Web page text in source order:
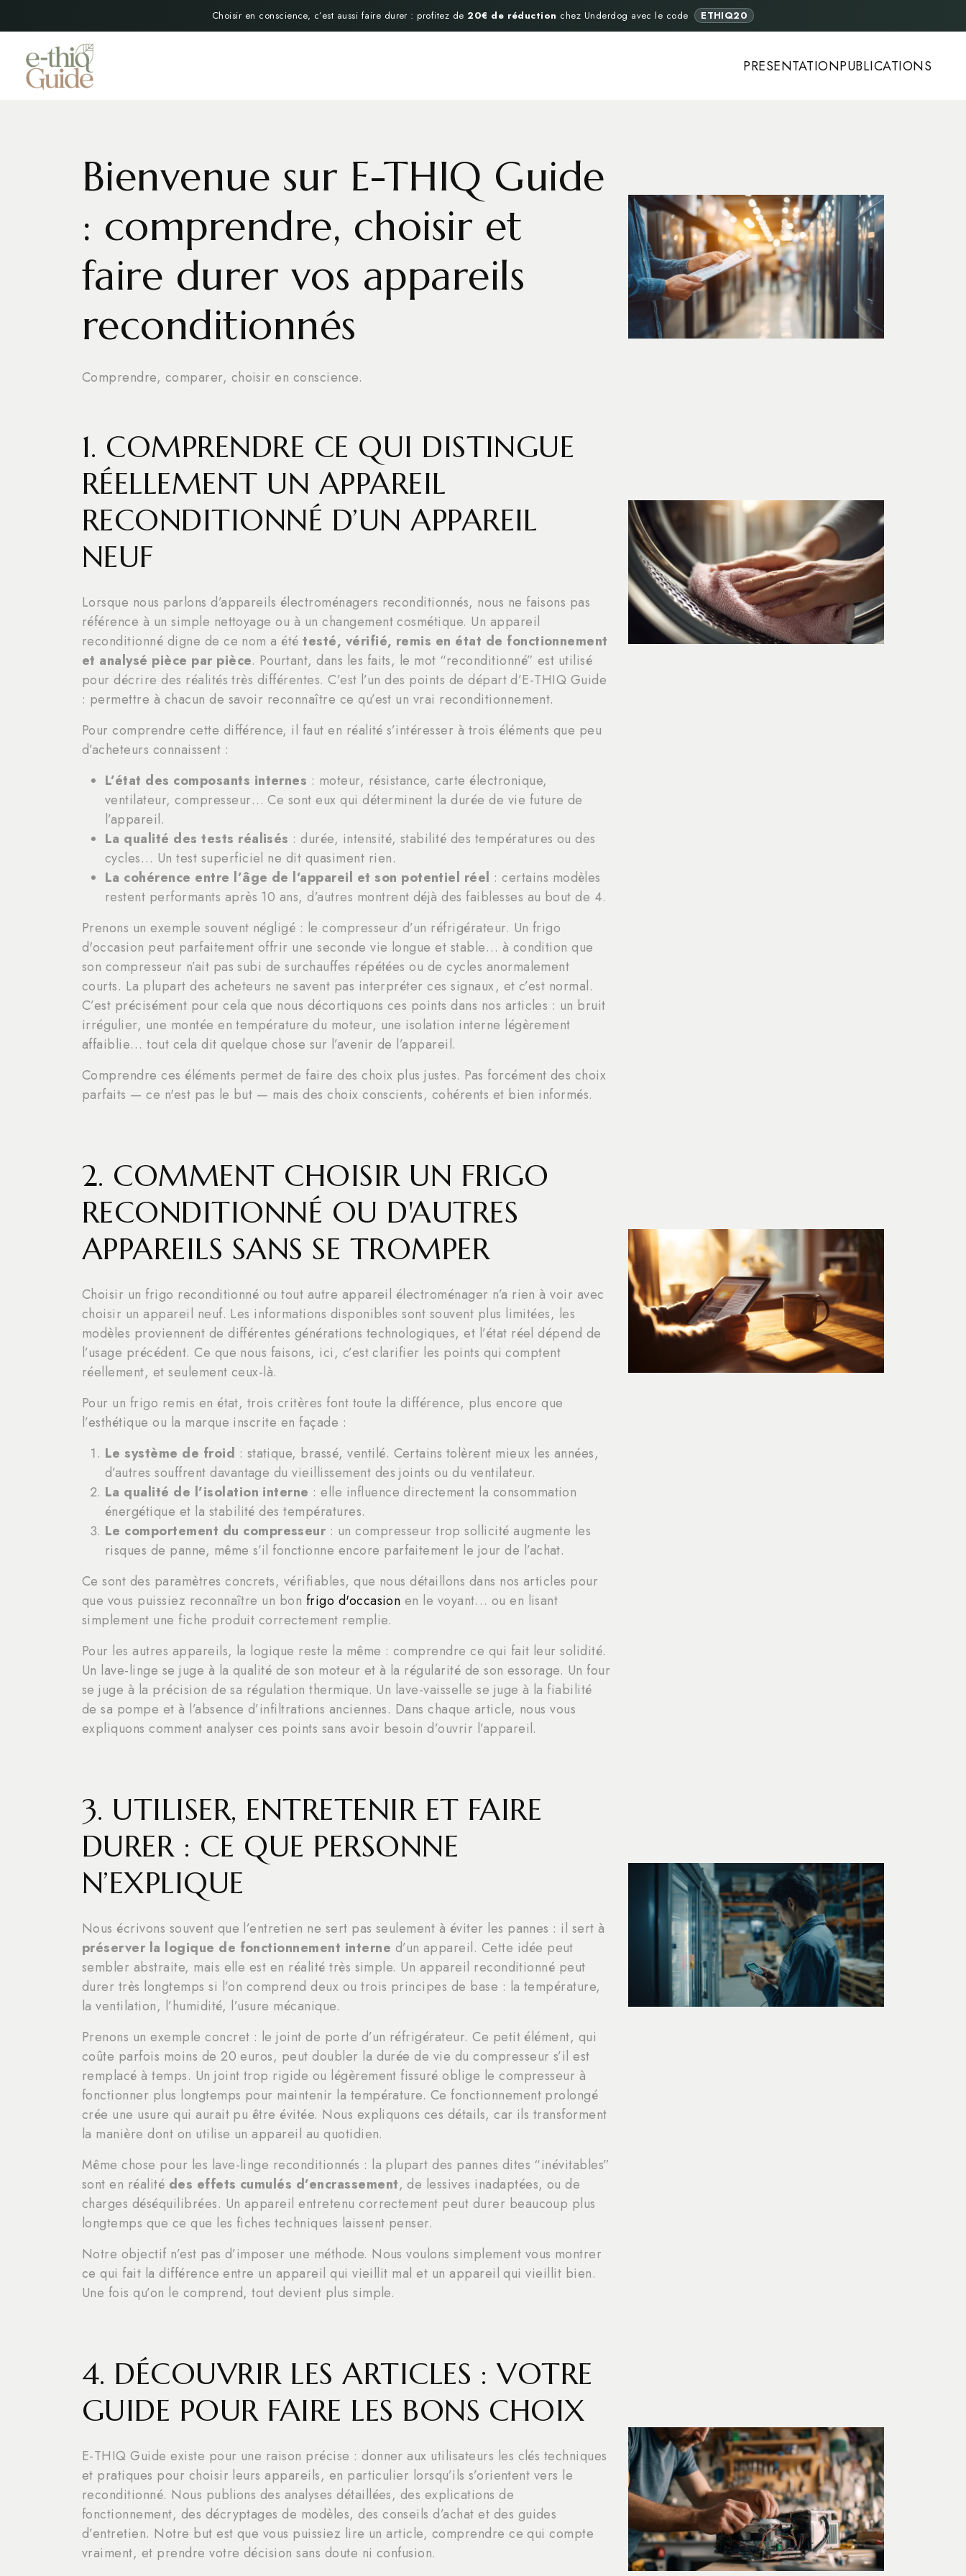
Choisir en conscience, c’est aussi faire durer : profitez de 20€ de réduction chez Underdog avec le code ETHIQ20
PRESENTATIONPUBLICATIONS
Bienvenue sur E-THIQ Guide
: comprendre, choisir et
faire durer vos appareils
reconditionnés
Comprendre, comparer, choisir en conscience.
1. COMPRENDRE CE QUI DISTINGUE
RÉELLEMENT UN APPAREIL
RECONDITIONNÉ D’UN APPAREIL
NEUF
Lorsque nous parlons d’appareils électroménagers reconditionnés, nous ne faisons pas
référence à un simple nettoyage ou à un changement cosmétique. Un appareil
reconditionné digne de ce nom a ététesté, vérifié, remis en état de fonctionnement
et analysé pièce par pièce. Pourtant, dans les faits, le mot “reconditionné” est utilisé
pour décrire des réalités très différentes. C’est l’un des points de départ d’E-THIQ Guide
: permettre à chacun de savoir reconnaître ce qu’est un vrai reconditionnement.
Pour comprendre cette différence, il faut en réalité s’intéresser à trois éléments que peu
d’acheteurs connaissent :
L’état des composants internes : moteur, résistance, carte électronique,
ventilateur, compresseur… Ce sont eux qui déterminent la durée de vie future de
l’appareil.
La qualité des tests réalisés : durée, intensité, stabilité des températures ou des
cycles… Un test superficiel ne dit quasiment rien.
La cohérence entre l’âge de l’appareil et son potentiel réel : certains modèles
restent performants après 10 ans, d’autres montrent déjà des faiblesses au bout de 4.
Prenons un exemple souvent négligé : le compresseur d’un réfrigérateur. Un frigo
d'occasion peut parfaitement offrir une seconde vie longue et stable… à condition que
son compresseur n’ait pas subi de surchauffes répétées ou de cycles anormalement
courts. La plupart des acheteurs ne savent pas interpréter ces signaux, et c’est normal.
C’est précisément pour cela que nous décortiquons ces points dans nos articles : un bruit
irrégulier, une montée en température du moteur, une isolation interne légèrement
affaiblie… tout cela dit quelque chose sur l’avenir de l’appareil.
Comprendre ces éléments permet de faire des choix plus justes. Pas forcément des choix
parfaits — ce n'est pas le but — mais des choix conscients, cohérents et bien informés.
2. COMMENT CHOISIR UN FRIGO
RECONDITIONNÉ OU D'AUTRES
APPAREILS SANS SE TROMPER
Choisir un frigo reconditionné ou tout autre appareil électroménager n’a rien à voir avec
choisir un appareil neuf. Les informations disponibles sont souvent plus limitées, les
modèles proviennent de différentes générations technologiques, et l’état réel dépend de
l’usage précédent. Ce que nous faisons, ici, c’est clarifier les points qui comptent
réellement, et seulement ceux-là.
Pour un frigo remis en état, trois critères font toute la différence, plus encore que
l’esthétique ou la marque inscrite en façade :
Le système de froid : statique, brassé, ventilé. Certains tolèrent mieux les années,
d’autres souffrent davantage du vieillissement des joints ou du ventilateur.
La qualité de l’isolation interne : elle influence directement la consommation
énergétique et la stabilité des températures.
Le comportement du compresseur : un compresseur trop sollicité augmente les
risques de panne, même s’il fonctionne encore parfaitement le jour de l’achat.
Ce sont des paramètres concrets, vérifiables, que nous détaillons dans nos articles pour
que vous puissiez reconnaître un bon frigo d'occasion en le voyant… ou en lisant
simplement une fiche produit correctement remplie.
Pour les autres appareils, la logique reste la même : comprendre ce qui fait leur solidité.
Un lave-linge se juge à la qualité de son moteur et à la régularité de son essorage. Un four
se juge à la précision de sa régulation thermique. Un lave-vaisselle se juge à la fiabilité
de sa pompe et à l’absence d’infiltrations anciennes. Dans chaque article, nous vous
expliquons comment analyser ces points sans avoir besoin d’ouvrir l’appareil.
3. UTILISER, ENTRETENIR ET FAIRE
DURER : CE QUE PERSONNE
N’EXPLIQUE
Nous écrivons souvent que l’entretien ne sert pas seulement à éviter les pannes : il sert à
préserver la logique de fonctionnement interne d’un appareil. Cette idée peut
sembler abstraite, mais elle est en réalité très simple. Un appareil reconditionné peut
durer très longtemps si l’on comprend deux ou trois principes de base : la température,
la ventilation, l’humidité, l’usure mécanique.
Prenons un exemple concret : le joint de porte d’un réfrigérateur. Ce petit élément, qui
coûte parfois moins de 20 euros, peut doubler la durée de vie du compresseur s’il est
remplacé à temps. Un joint trop rigide ou légèrement fissuré oblige le compresseur à
fonctionner plus longtemps pour maintenir la température. Ce fonctionnement prolongé
crée une usure qui aurait pu être évitée. Nous expliquons ces détails, car ils transforment
la manière dont on utilise un appareil au quotidien.
Même chose pour les lave-linge reconditionnés : la plupart des pannes dites “inévitables”
sont en réalité des effets cumulés d’encrassement, de lessives inadaptées, ou de
charges déséquilibrées. Un appareil entretenu correctement peut durer beaucoup plus
longtemps que ce que les fiches techniques laissent penser.
Notre objectif n’est pas d’imposer une méthode. Nous voulons simplement vous montrer
ce qui fait la différence entre un appareil qui vieillit mal et un appareil qui vieillit bien.
Une fois qu’on le comprend, tout devient plus simple.
4. DÉCOUVRIR LES ARTICLES : VOTRE
GUIDE POUR FAIRE LES BONS CHOIX
E-THIQ Guide existe pour une raison précise : donner aux utilisateurs les clés techniques
et pratiques pour choisir leurs appareils, en particulier lorsqu’ils s’orientent vers le
reconditionné. Nous publions des analyses détaillées, des explications de
fonctionnement, des décryptages de modèles, des conseils d’achat et des guides
d’entretien. Notre but est que vous puissiez lire un article, comprendre ce qui compte
vraiment, et prendre votre décision sans doute ni confusion.